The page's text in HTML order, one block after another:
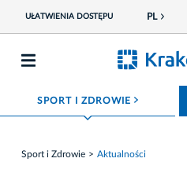
UŁATWIENIA DOSTĘPU PL
SPORT I ZDROWIE ROZWIŃ MENU
Sport i Zdrowie Aktualności